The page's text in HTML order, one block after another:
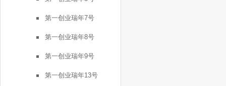
第一创业瑞年7号
第一创业瑞年8号
第一创业瑞年9号
第一创业瑞年13号